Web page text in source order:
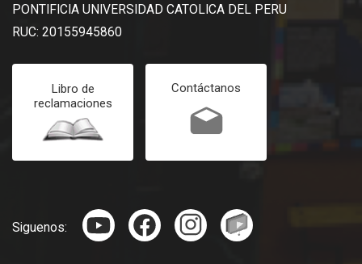
PONTIFICIA UNIVERSIDAD CATOLICA DEL PERU
RUC: 20155945860
Libro de
reclamaciones
Contáctanos
Siguenos: